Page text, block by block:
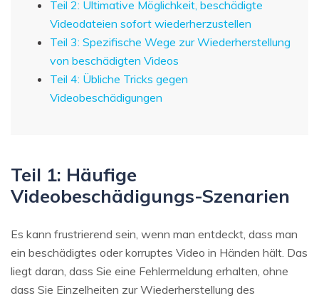
Teil 2: Ultimative Möglichkeit, beschädigte
Videodateien sofort wiederherzustellen
Teil 3: Spezifische Wege zur Wiederherstellung
von beschädigten Videos
Teil 4: Übliche Tricks gegen
Videobeschädigungen
Teil 1: Häufige
Videobeschädigungs-Szenarien
Es kann frustrierend sein, wenn man entdeckt, dass man
ein beschädigtes oder korruptes Video in Händen hält. Das
liegt daran, dass Sie eine Fehlermeldung erhalten, ohne
dass Sie Einzelheiten zur Wiederherstellung des